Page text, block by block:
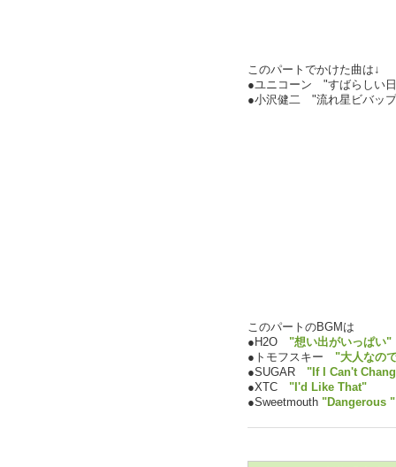
このパートでかけた曲は↓
●ユニコーン "すばらしい
●小沢健二 "流れ星ビバッ
このパートのBGMは
●H2O "想い出がいっぱい"
●トモフスキー "大人なの
●SUGAR "If I Can't
●XTC "I'd Like That"
●Sweetmouth "Dangerous "